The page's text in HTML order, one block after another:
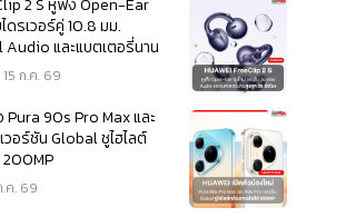
2 S หูฟัง Open-Ear
ดรเวอร์คู่ 10.8 มม.
และแบตเตอรี่นาน
15 ก.ค. 69
Pura 90s Pro Max และ
อร์ชัน Global ชูไฮไลต์
200MP
.ค. 69